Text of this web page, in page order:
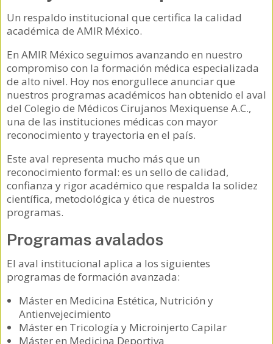
Un respaldo institucional que certifica la calidad
académica de AMIR México.
En AMIR México seguimos avanzando en nuestro
compromiso con la formación médica especializada
de alto nivel. Hoy nos enorgullece anunciar que
nuestros programas académicos han obtenido el aval
del Colegio de Médicos Cirujanos Mexiquense A.C.,
una de las instituciones médicas con mayor
reconocimiento y trayectoria en el país.
Este aval representa mucho más que un
reconocimiento formal: es un sello de calidad,
confianza y rigor académico que respalda la solidez
científica, metodológica y ética de nuestros
programas.
Programas avalados
El aval institucional aplica a los siguientes
programas de formación avanzada:
Máster en Medicina Estética, Nutrición y
Antienvejecimiento
Máster en Tricología y Microinjerto Capilar
Máster en Medicina Deportiva